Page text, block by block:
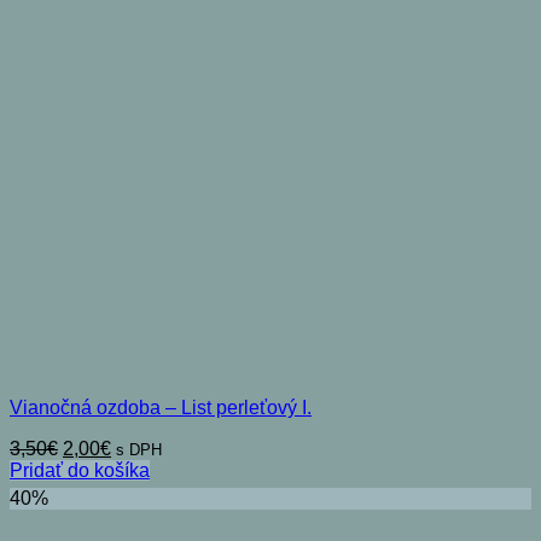
Vianočná ozdoba – List perleťový I.
3,50€ Pôvodná
cena
bola:
3,50€.
2,00€Aktuálna
cena
je:
2,00€.
s DPH
Pridať do košíka
40%